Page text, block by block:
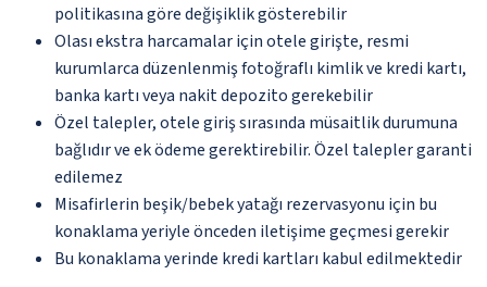
politikasına göre değişiklik gösterebilir
Olası ekstra harcamalar için otele girişte, resmi
kurumlarca düzenlenmiş fotoğraflı kimlik ve kredi kartı,
banka kartı veya nakit depozito gerekebilir
Özel talepler, otele giriş sırasında müsaitlik durumuna
bağlıdır ve ek ödeme gerektirebilir. Özel talepler garanti
edilemez
Misafirlerin beşik/bebek yatağı rezervasyonu için bu
konaklama yeriyle önceden iletişime geçmesi gerekir
Bu konaklama yerinde kredi kartları kabul edilmektedir